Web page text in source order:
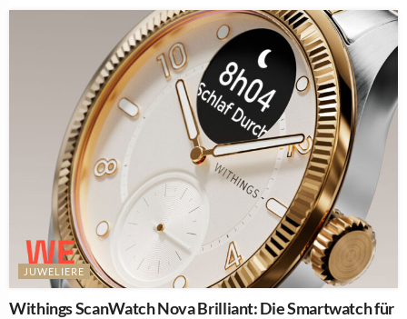
JUWELIERE
Withings ScanWatch Nova Brilliant: Die Smartwatch für